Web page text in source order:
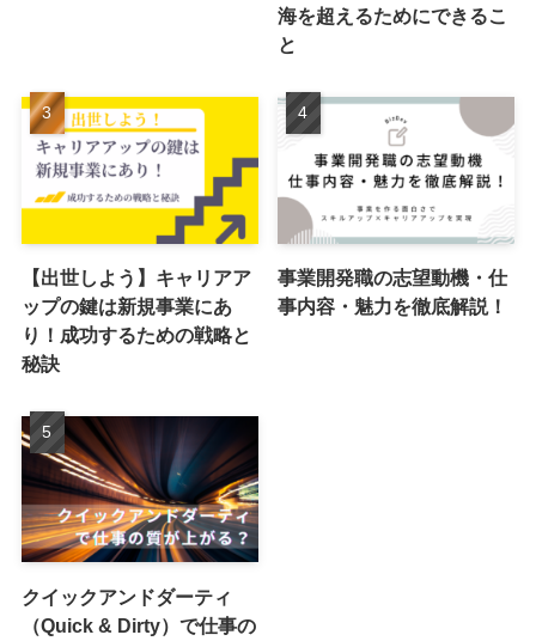
海を超えるためにできるこ
と
【出世しよう】キャリアア
ップの鍵は新規事業にあ
り！成功するための戦略と
秘訣
事業開発職の志望動機・仕
事内容・魅力を徹底解説！
クイックアンドダーティ
（Quick & Dirty）で仕事の